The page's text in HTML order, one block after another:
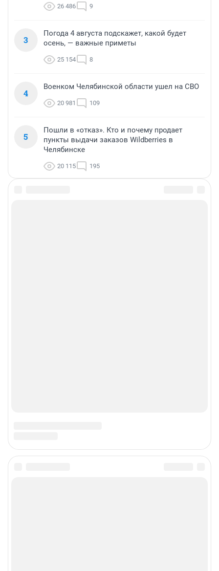
26 486 9
3
Погода 4 августа подскажет, какой будет
осень, — важные приметы
25 154 8
4
Военком Челябинской области ушел на СВО
20 981 109
5
Пошли в «отказ». Кто и почему продает
пункты выдачи заказов Wildberries в
Челябинске
20 115 195